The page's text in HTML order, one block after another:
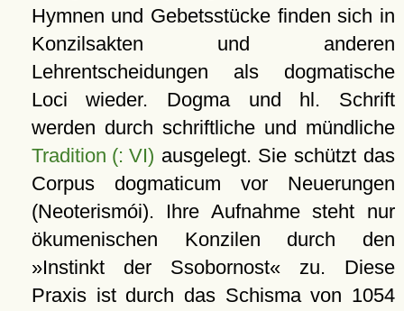
Hymnen und Gebetsstücke finden sich in
Konzilsakten und anderen
Lehrentscheidungen als dogmatische
Loci wieder. Dogma und hl. Schrift
werden durch schriftliche und mündliche
Tradition (: VI) ausgelegt. Sie schützt das
Corpus dogmaticum vor Neuerungen
(Neoterismói). Ihre Aufnahme steht nur
ökumenischen Konzilen durch den
»Instinkt der Ssobornost« zu. Diese
Praxis ist durch das Schisma von 1054